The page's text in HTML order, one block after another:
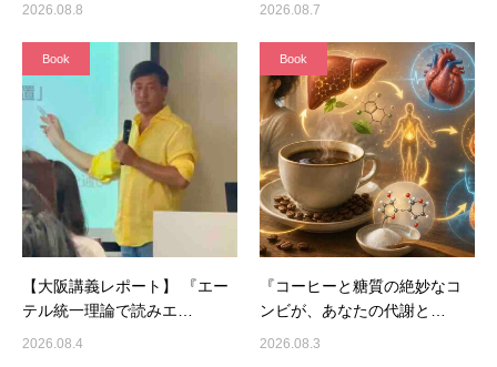
2026.08.8 2026.08.7
Book
【大阪講義レポート】 『エー
テル統一理論で読みエ…
2026.08.4
Book
『コーヒーと糖質の絶妙なコ
ンビが、あなたの代謝と…
2026.08.3